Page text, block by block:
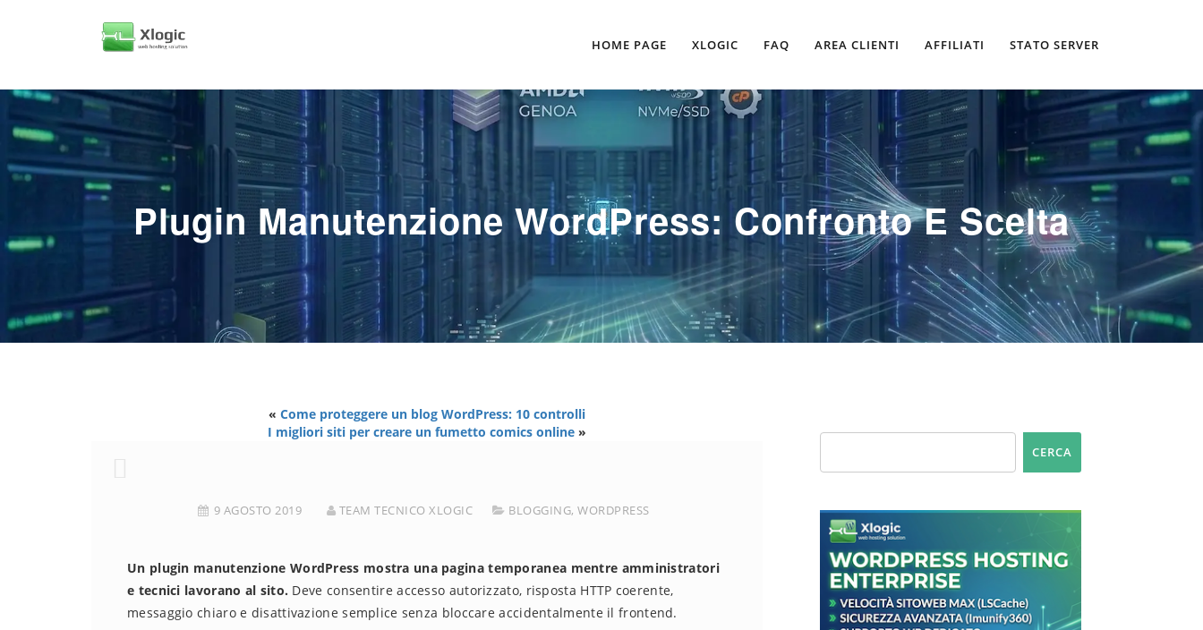
HOME PAGE XLOGIC FAQ AREA CLIENTI AFFILIATI STATO SERVER
Plugin Manutenzione WordPress: Confronto E Scelta
« Come proteggere un blog WordPress: 10 controlli
I migliori siti per creare un fumetto comics online »
9 AGOSTO 2019 TEAM TECNICO XLOGIC BLOGGING, WORDPRESS
Un plugin manutenzione WordPress mostra una pagina temporanea mentre amministratori
e tecnici lavorano al sito. Deve consentire accesso autorizzato, risposta HTTP coerente,
messaggio chiaro e disattivazione semplice senza bloccare accidentalmente il frontend.